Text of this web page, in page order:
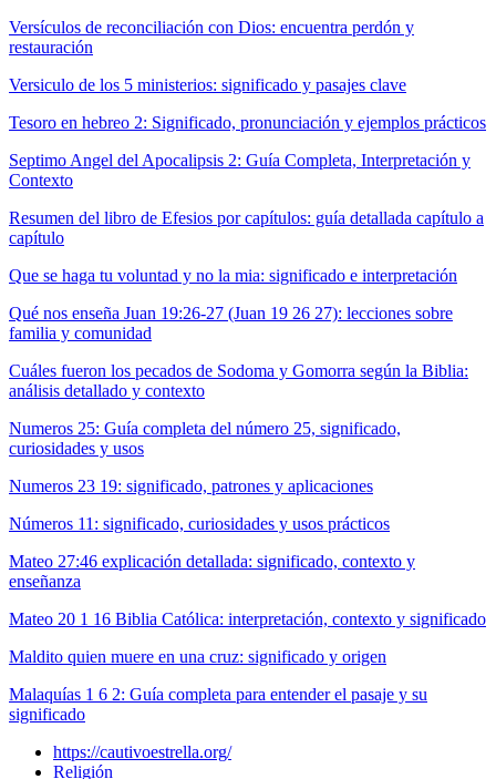
Versículos de reconciliación con Dios: encuentra perdón y
restauración
Versiculo de los 5 ministerios: significado y pasajes clave
Tesoro en hebreo 2: Significado, pronunciación y ejemplos prácticos
Septimo Angel del Apocalipsis 2: Guía Completa, Interpretación y
Contexto
Resumen del libro de Efesios por capítulos: guía detallada capítulo a
capítulo
Que se haga tu voluntad y no la mia: significado e interpretación
Qué nos enseña Juan 19:26-27 (Juan 19 26 27): lecciones sobre
familia y comunidad
Cuáles fueron los pecados de Sodoma y Gomorra según la Biblia:
análisis detallado y contexto
Numeros 25: Guía completa del número 25, significado,
curiosidades y usos
Numeros 23 19: significado, patrones y aplicaciones
Números 11: significado, curiosidades y usos prácticos
Mateo 27:46 explicación detallada: significado, contexto y
enseñanza
Mateo 20 1 16 Biblia Católica: interpretación, contexto y significado
Maldito quien muere en una cruz: significado y origen
Malaquías 1 6 2: Guía completa para entender el pasaje y su
significado
https://cautivoestrella.org/
Religión